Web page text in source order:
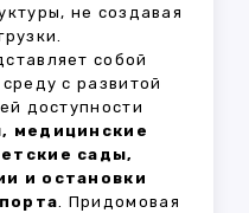
не создавая
собой
с развитой
доступности
медицинские
сады,
и остановки
. Придомовая